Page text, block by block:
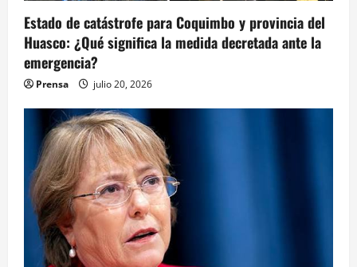
Estado de catástrofe para Coquimbo y provincia del
Huasco: ¿Qué significa la medida decretada ante la
emergencia?
Prensa julio 20, 2026